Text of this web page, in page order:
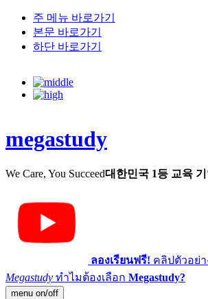
주 메뉴 바로가기
본문 바로가기
하단 바로가기
megastudy
We Care, You Succeed대한민국 1등 교육 기
ลองเรียนฟรี! คลิปตัวอย่
Megastudy ทำไมต้องเลือก Megastudy?
menu on/off